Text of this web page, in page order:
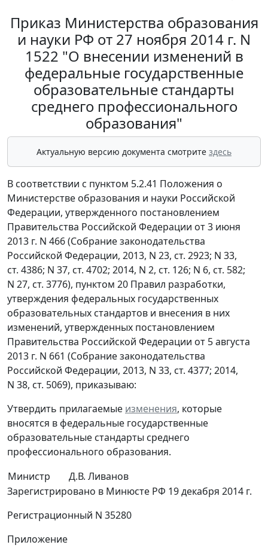
Приказ Министерства образования
и науки РФ от 27 ноября 2014 г. N
1522 "О внесении изменений в
федеральные государственные
образовательные стандарты
среднего профессионального
образования"
Актуальную версию документа смотрите здесь
В соответствии с пунктом 5.2.41 Положения о
Министерстве образования и науки Российской
Федерации, утвержденного постановлением
Правительства Российской Федерации от 3 июня
2013 г. N 466 (Собрание законодательства
Российской Федерации, 2013, N 23, ст. 2923; N 33,
ст. 4386; N 37, ст. 4702; 2014, N 2, ст. 126; N 6, ст. 582;
N 27, ст. 3776), пунктом 20 Правил разработки,
утверждения федеральных государственных
образовательных стандартов и внесения в них
изменений, утвержденных постановлением
Правительства Российской Федерации от 5 августа
2013 г. N 661 (Собрание законодательства
Российской Федерации, 2013, N 33, ст. 4377; 2014,
N 38, ст. 5069), приказываю:
Утвердить прилагаемые изменения, которые
вносятся в федеральные государственные
образовательные стандарты среднего
профессионального образования.
Министр
Д.В. Ливанов
Зарегистрировано в Минюсте РФ 19 декабря 2014 г.
Регистрационный N 35280
Приложение